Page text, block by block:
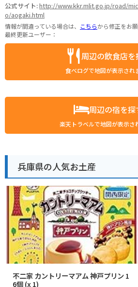
公式サイト:http://www.kkr.mlit.go.jp/road/
o/aogaki.html
情報が間違っている場合は、 こちらから修正をお願
最終更新ユーザー：
周辺の飲食店を
食べログで地図が表示され
周辺の宿を探
楽天トラベルで地図が表示さ
兵庫県の人気お土産
不二家 カントリーマアム 神戸プリン 1
6個 (x 1)